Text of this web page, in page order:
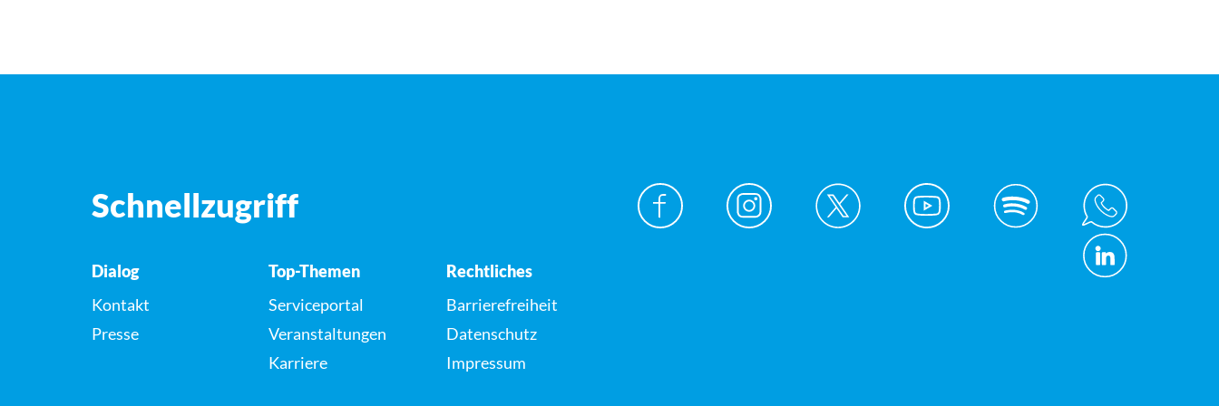
Schnellzugriff
Dialog
Kontakt
Presse
Top-Themen
Serviceportal
Veranstaltungen
Karriere
Rechtliches
Barrierefreiheit
Datenschutz
Impressum